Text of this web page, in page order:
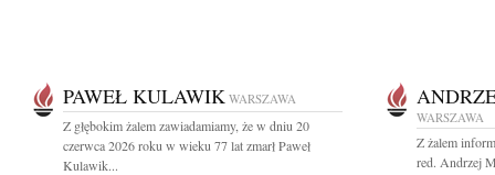
PAWEŁ KULAWIK WARSZAWA
Z głębokim żalem zawiadamiamy, że w dniu 20
czerwca 2026 roku w wieku 77 lat zmarł Paweł
Kulawik...
WARSZAWA
Z żalem
red. Andrzej